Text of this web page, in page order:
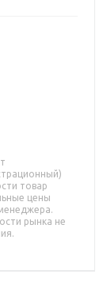
товар
цены
рынка не